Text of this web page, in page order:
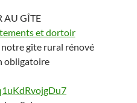
AU GÎTE
et dortoir
gîte rural rénové
obligatoire